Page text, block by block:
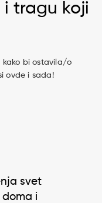
tragu koji
kako bi ostavila/o
ovde i sada!
svet
i